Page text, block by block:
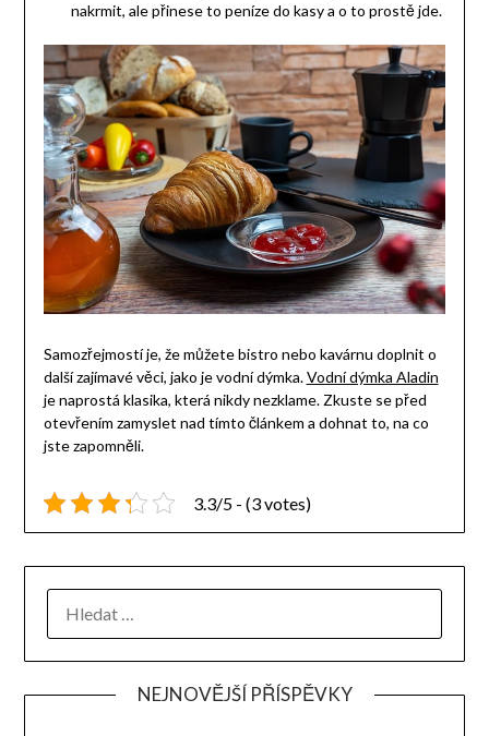
nakrmit, ale přinese to peníze do kasy a o to prostě jde.
Samozřejmostí je, že můžete bistro nebo kavárnu doplnit o
další zajímavé věci, jako je vodní dýmka.Vodní dýmka Aladin
je naprostá klasika, která nikdy nezklame. Zkuste se před
otevřením zamyslet nad tímto článkem a dohnat to, na co
jste zapomněli.
3.3/5 - (3 votes)
NEJNOVĚJŠÍ PŘÍSPĚVKY